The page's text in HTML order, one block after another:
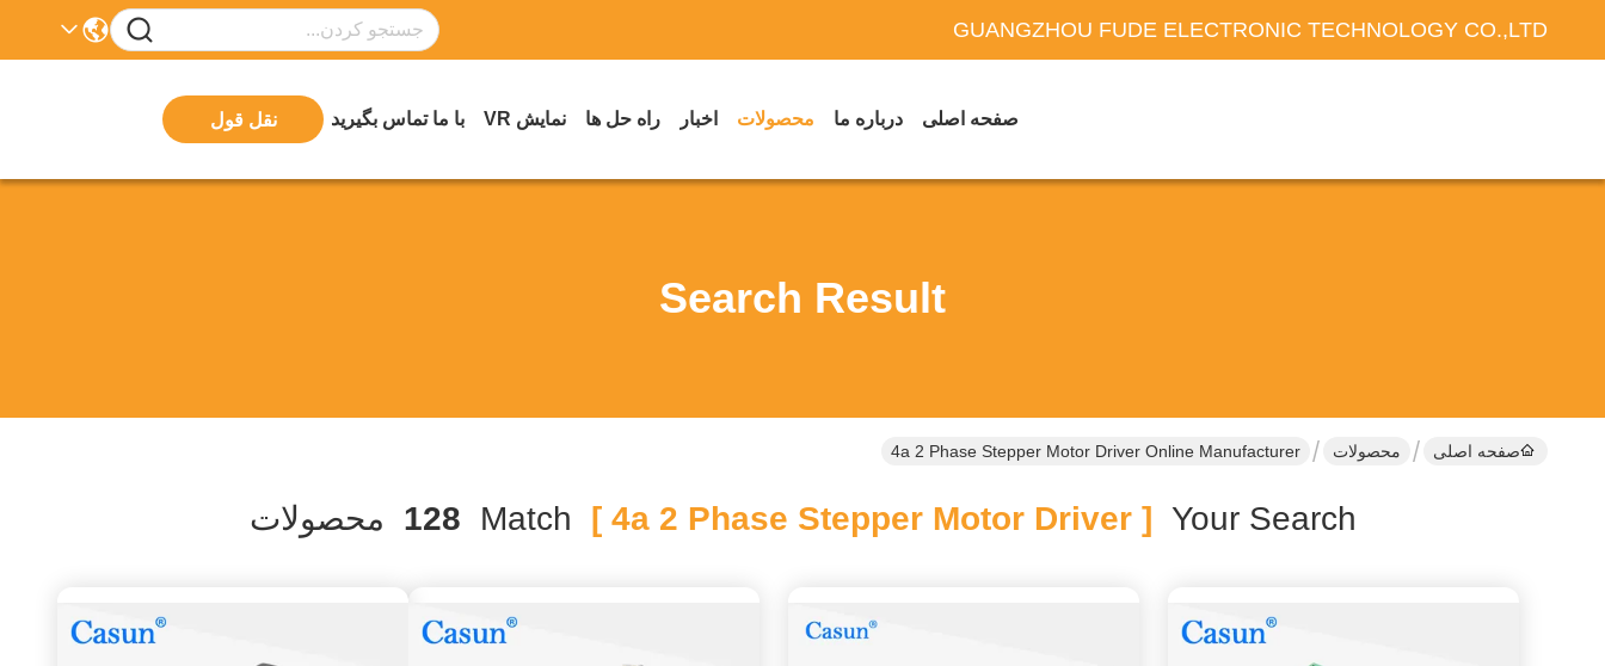
GUANGZHOU FUDE ELECTRONIC TECHNOLOGY CO.,LTD
صفحه اصلی درباره ما محصولات اخبار راه حل ها نمایش VR با ما تماس بگیرید نقل قول
Search Result
صفحه اصلی محصولات 4a 2 Phase Stepper Motor Driver Online Manufacturer
Your Search
[ 4a 2 Phase Stepper Motor Driver ]
128 محصولات